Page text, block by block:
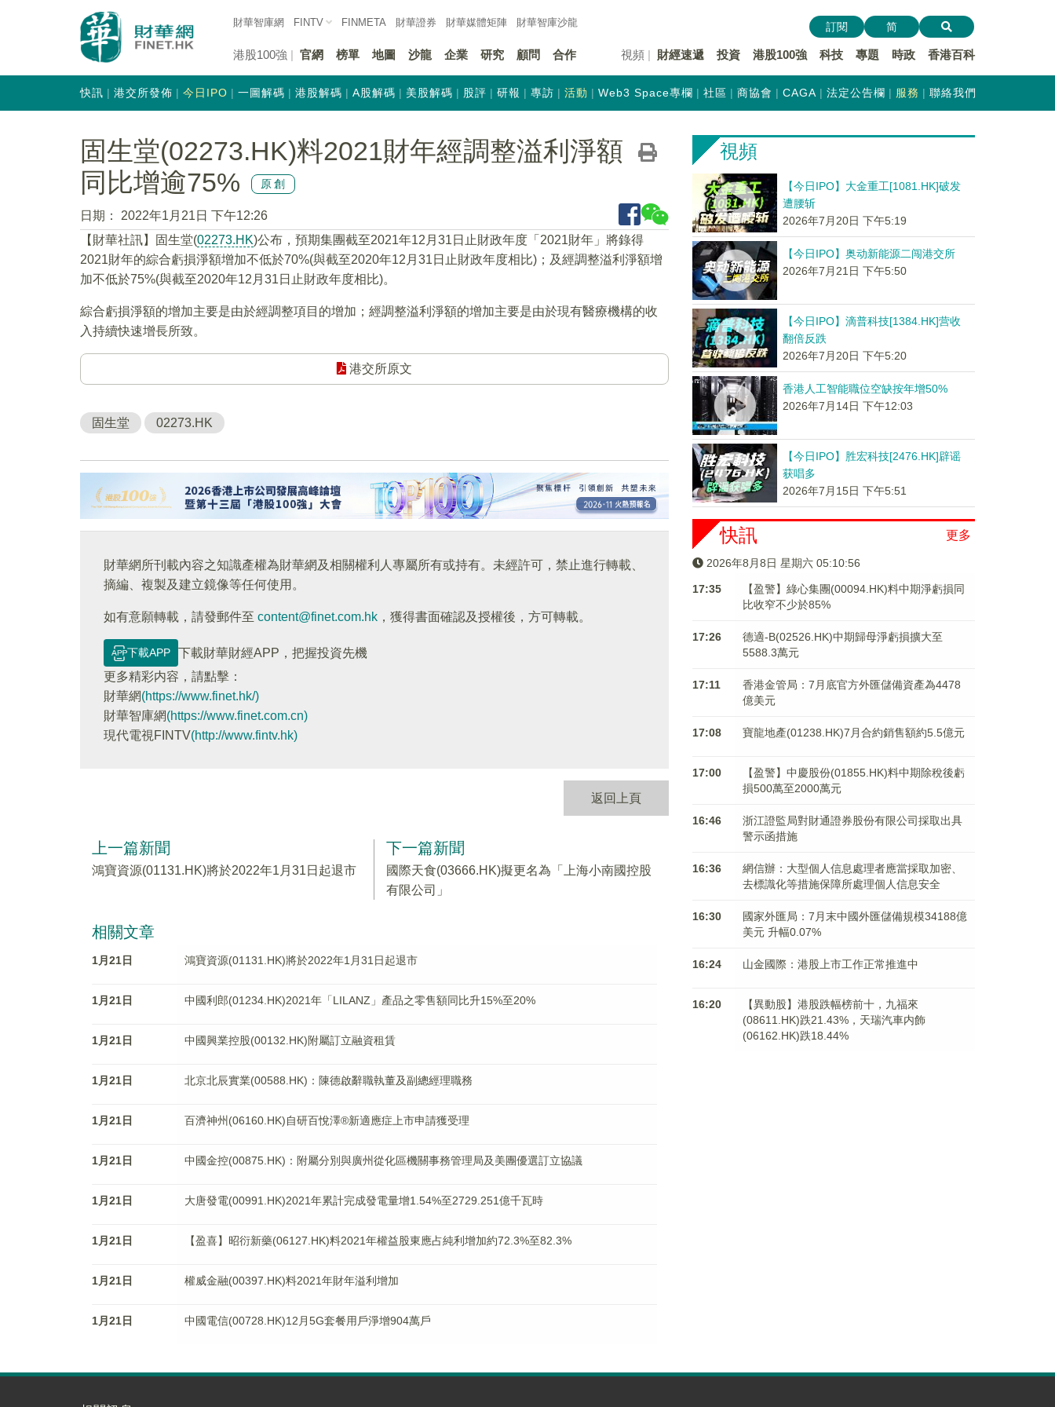
財華智庫網 FINTV FINMETA 財華證券 財華媒體矩陣 財華智庫沙龍
港股100強 官網 榜單 地圖 沙龍 企業 研究 顧問 合作 視頻 財經速遞 投資 港股100強 科技 專題 時政 香港百科
訂閱 简
快訊 港交所發佈 今日IPO 一圖解碼 港股解碼 A股解碼 美股解碼 股評 研報 專訪 活動 Web3 Space專欄 社區 商協會 CAGA 法定公告欄 服務 聯絡我們
固生堂(02273.HK)料2021財年經調整溢利淨額
同比增逾75%
原創
日期：
2022年1月21日 下午12:26
【財華社訊】固生堂(02273.HK)公布，預期集團截至2021年12月31日止財政年度「2021財年」將錄得
2021財年的綜合虧損淨額增加不低於70%(與截至2020年12月31日止財政年度相比)；及經調整溢利淨額增
加不低於75%(與截至2020年12月31日止財政年度相比)。
綜合虧損淨額的增加主要是由於經調整項目的增加；經調整溢利淨額的增加主要是由於現有醫療機構的收
入持續快速增長所致。
港交所原文
固生堂 02273.HK
財華網所刊載內容之知識產權為財華網及相關權利人專屬所有或持有。未經許可，禁止進行轉載、
摘編、複製及建立鏡像等任何使用。
如有意願轉載，請發郵件至 content@finet.com.hk ，獲得書面確認及授權後，方可轉載。
下載APP
下載財華財經APP，把握投資先機
更多精彩内容，請點擊：
財華網(https://www.finet.hk/)
財華智庫網(https://www.finet.com.cn)
現代電視FINTV(http://www.fintv.hk)
返回上頁
上一篇新聞
鴻寶資源(01131.HK)將於2022年1月31日起退市
下一篇新聞
國際天食(03666.HK)擬更名為「上海小南國控股
有限公司」
相關文章
1月21日 鴻寶資源(01131.HK)將於2022年1月31日起退市
1月21日 中國利郎(01234.HK)2021年「LILANZ」產品之零售額同比升15%至20%
1月21日 中國興業控股(00132.HK)附屬訂立融資租賃
1月21日 北京北辰實業(00588.HK)：陳德啟辭職執董及副總經理職務
1月21日 百濟神州(06160.HK)自研百悅澤®新適應症上市申請獲受理
1月21日 中國金控(00875.HK)：附屬分別與廣州從化區機關事務管理局及美團優選訂立協議
1月21日 大唐發電(00991.HK)2021年累計完成發電量增1.54%至2729.251億千瓦時
1月21日 【盈喜】昭衍新藥(06127.HK)料2021年權益股東應占純利增加約72.3%至82.3%
1月21日 權威金融(00397.HK)料2021年財年溢利增加
1月21日 中國電信(00728.HK)12月5G套餐用戶淨增904萬戶
視頻
【今日IPO】大金重工[1081.HK]破发
遭腰斩
2026年7月20日 下午5:19
【今日IPO】奥动新能源二闯港交所
2026年7月21日 下午5:50
【今日IPO】滴普科技[1384.HK]营收
翻倍反跌
2026年7月20日 下午5:20
香港人工智能職位空缺按年增50%
2026年7月14日 下午12:03
【今日IPO】胜宏科技[2476.HK]辟谣
获唱多
2026年7月15日 下午5:51
更多
快訊
2026年8月8日 星期六 05:10:57
17:35
【盈警】綠心集團(00094.HK)料中期淨虧損同
比收窄不少於85%
17:26
德適-B(02526.HK)中期歸母淨虧損擴大至
5588.3萬元
17:11
香港金管局：7月底官方外匯儲備資產為4478
億美元
17:08 寶龍地產(01238.HK)7月合約銷售額約5.5億元
17:00
【盈警】中慶股份(01855.HK)料中期除稅後虧
損500萬至2000萬元
16:46
浙江證監局對財通證券股份有限公司採取出具
警示函措施
16:36
網信辦：大型個人信息處理者應當採取加密、
去標識化等措施保障所處理個人信息安全
16:30
國家外匯局：7月末中國外匯儲備規模34188億
美元 升幅0.07%
16:24 山金國際：港股上市工作正常推進中
16:20
【異動股】港股跌幅榜前十，九福來
(08611.HK)跌21.43%，天瑞汽車内飾
(06162.HK)跌18.44%